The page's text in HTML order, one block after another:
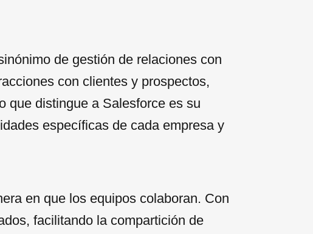
de gestión de relaciones con
con clientes y prospectos,
que distingue a Salesforce es su
específicas de cada empresa y
en que los equipos colaboran. Con
facilitando la compartición de